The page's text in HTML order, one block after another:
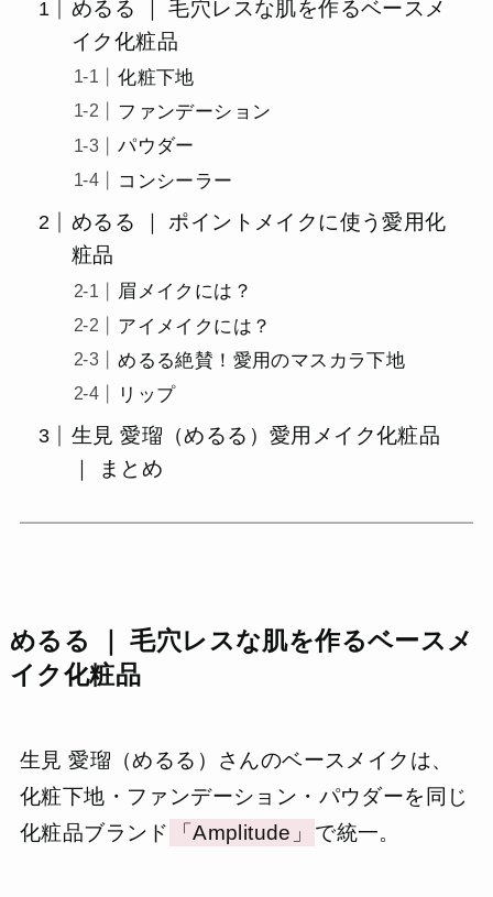
めるる ｜ 毛穴レスな肌を作るベースメ
イク化粧品
化粧下地
ファンデーション
パウダー
コンシーラー
めるる ｜ ポイントメイクに使う愛用化
粧品
眉メイクには？
アイメイクには？
めるる絶賛！愛用のマスカラ下地
リップ
生見 愛瑠（めるる）愛用メイク化粧品
｜ まとめ
めるる ｜ 毛穴レスな肌を作るベースメ
イク化粧品
生見 愛瑠（めるる）さんのベースメイクは、
化粧下地・ファンデーション・パウダーを同じ
化粧品ブランド
「Amplitude」 で統一。